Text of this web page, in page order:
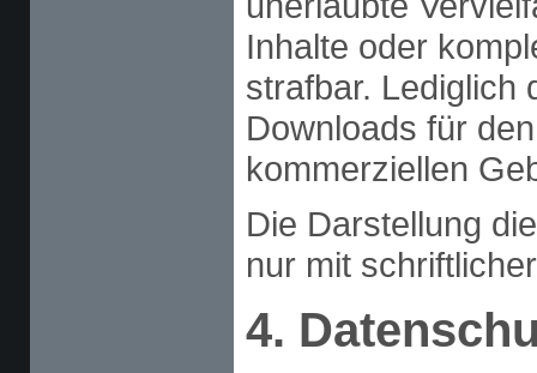
Inhalte oder
strafbar. Lediglich
Downloads für
kommerziellen
Die Darstellung
nur mit
4.